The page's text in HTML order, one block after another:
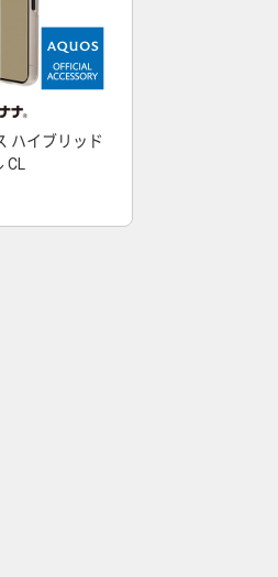
ハイブリッド